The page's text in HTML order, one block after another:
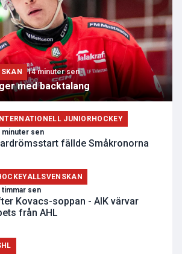
14 minuter sen
med backtalang
JUNIORHOCKEY
minuter sen
fällde Småkronorna
timmar sen
Kovacs-soppan - AIK värvar
från AHL